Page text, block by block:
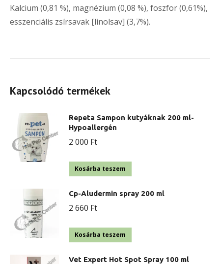
Kalcium (0,81 %), magnézium (0,08 %), foszfor (0,61%),
esszenciális zsírsavak [linolsav] (3,7%).
Kapcsolódó termékek
Repeta Sampon kutyáknak 200 ml-
Hypoallergén
2 000 Ft
Kosárba teszem
Cp-Aludermin spray 200 ml
2 660 Ft
Kosárba teszem
Vet Expert Hot Spot Spray 100 ml